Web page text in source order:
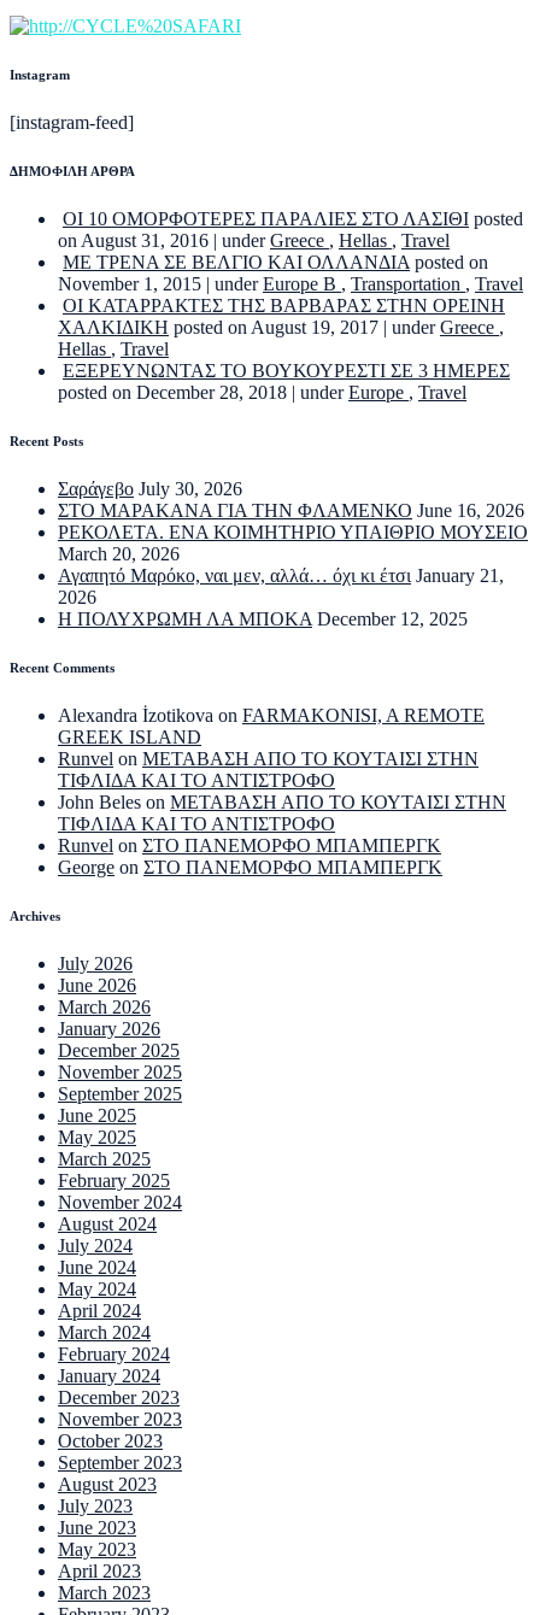
Instagram
[instagram-feed]
ΔΗΜΟΦΙΛΗ ΑΡΘΡΑ
ΟΙ 10 ΟΜΟΡΦΟΤΕΡΕΣ ΠΑΡΑΛΙΕΣ ΣΤΟ ΛΑΣΙΘΙ posted
on August 31, 2016 | underGreece , Hellas , Travel
ΜΕ ΤΡΕΝΑ ΣΕ ΒΕΛΓΙΟ ΚΑΙ ΟΛΛΑΝΔΙΑ posted on
November 1, 2015 | underEurope B , Transportation , Travel
ΟΙ ΚΑΤΑΡΡΑΚΤΕΣ ΤΗΣ ΒΑΡΒΑΡΑΣ ΣΤΗΝ ΟΡΕΙΝΗ
ΧΑΛΚΙΔΙΚΗ posted on August 19, 2017 | underGreece ,
Hellas , Travel
ΕΞΕΡΕΥΝΩΝΤΑΣ ΤΟ ΒΟΥΚΟΥΡΕΣΤΙ ΣΕ 3 ΗΜΕΡΕΣ
posted on December 28, 2018 | underEurope , Travel
Recent Posts
Σαράγεβο July 30, 2026
ΣΤΟ ΜΑΡΑΚΑΝΑ ΓΙΑ ΤΗΝ ΦΛΑΜΕΝΚΟ June 16, 2026
ΡΕΚΟΛΕΤΑ. ΕΝΑ ΚΟΙΜΗΤΗΡΙΟ ΥΠΑΙΘΡΙΟ ΜΟΥΣΕΙΟ
March 20, 2026
Αγαπητό Μαρόκο, ναι μεν, αλλά… όχι κι έτσι January 21,
2026
Η ΠΟΛΥΧΡΩΜΗ ΛΑ ΜΠΟΚΑ December 12, 2025
Recent Comments
Alexandra İzotikova on FARMAKONISI, A REMOTE
GREEK ISLAND
Runvel on ΜΕΤΑΒΑΣΗ ΑΠΟ ΤΟ ΚΟΥΤΑΙΣΙ ΣΤΗΝ
ΤΙΦΛΙΔΑ ΚΑΙ ΤΟ ΑΝΤΙΣΤΡΟΦΟ
John Beles on ΜΕΤΑΒΑΣΗ ΑΠΟ ΤΟ ΚΟΥΤΑΙΣΙ ΣΤΗΝ
ΤΙΦΛΙΔΑ ΚΑΙ ΤΟ ΑΝΤΙΣΤΡΟΦΟ
Runvel on ΣΤΟ ΠΑΝΕΜΟΡΦΟ ΜΠΑΜΠΕΡΓΚ
George on ΣΤΟ ΠΑΝΕΜΟΡΦΟ ΜΠΑΜΠΕΡΓΚ
Archives
July 2026
June 2026
March 2026
January 2026
December 2025
November 2025
September 2025
June 2025
May 2025
March 2025
February 2025
November 2024
August 2024
July 2024
June 2024
May 2024
April 2024
March 2024
February 2024
January 2024
December 2023
November 2023
October 2023
September 2023
August 2023
July 2023
June 2023
May 2023
April 2023
March 2023